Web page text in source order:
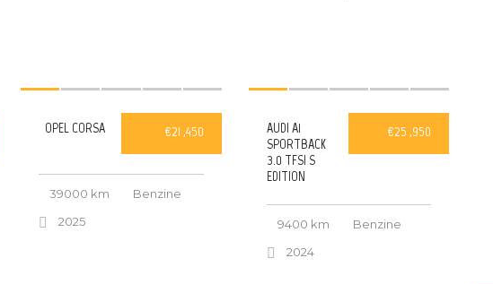
€21 ,450
OPEL CORSA
39000 km
Benzine
2025
€25 ,950
AUDI A1
SPORTBACK
3.0 TFSI S
EDITION
9400 km
Benzine
2024